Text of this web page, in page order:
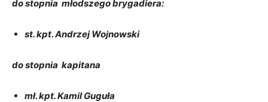
do stopnia młodszego brygadiera:
st. kpt. Andrzej Wojnowski
do stopnia kapitana
mł. kpt. Kamil Guguła